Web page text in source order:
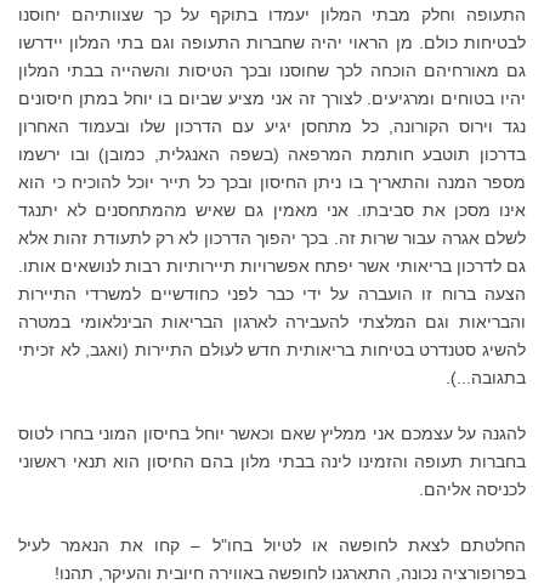
התעופה וחלק מבתי המלון יעמדו בתוקף על כך שצוותיהם יחוסנו
לבטיחות כולם. מן הראוי יהיה שחברות התעופה וגם בתי המלון יידרשו
גם מאורחיהם הוכחה לכך שחוסנו ובכך הטיסות והשהייה בבתי המלון
יהיו בטוחים ומרגיעים. לצורך זה אני מציע שביום בו יוחל במתן חיסונים
נגד וירוס הקורונה, כל מתחסן יגיע עם הדרכון שלו ובעמוד האחרון
בדרכון תוטבע חותמת המרפאה (בשפה האנגלית, כמובן) ובו ירשמו
מספר המנה והתאריך בו ניתן החיסון ובכך כל תייר יוכל להוכיח כי הוא
אינו מסכן את סביבתו. אני מאמין גם שאיש מהמתחסנים לא יתנגד
לשלם אגרה עבור שרות זה. בכך יהפוך הדרכון לא רק לתעודת זהות אלא
גם לדרכון בריאותי אשר יפתח אפשרויות תיירותיות רבות לנושאים אותו.
הצעה ברוח זו הועברה על ידי כבר לפני כחודשיים למשרדי התיירות
והבריאות וגם המלצתי להעבירה לארגון הבריאות הבינלאומי במטרה
להשיג סטנדרט בטיחות בריאותית חדש לעולם התיירות (ואגב, לא זכיתי
בתגובה...).
להגנה על עצמכם אני ממליץ שאם וכאשר יוחל בחיסון המוני בחרו לטוס
בחברות תעופה והזמינו לינה בבתי מלון בהם החיסון הוא תנאי ראשוני
לכניסה אליהם.
החלטתם לצאת לחופשה או לטיול בחו"ל – קחו את הנאמר לעיל
בפרופורציה נכונה, התארגנו לחופשה באווירה חיובית והעיקר, תהנו!